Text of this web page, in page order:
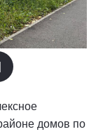
домов по